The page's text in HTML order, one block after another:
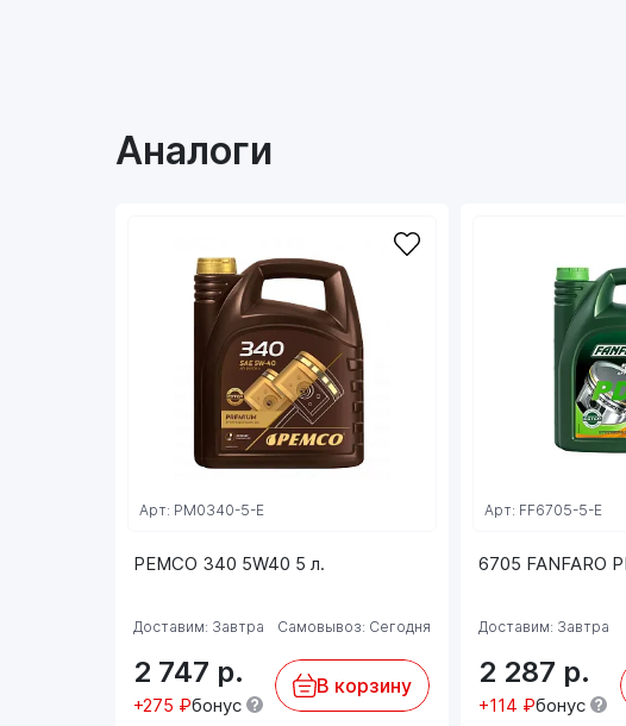
Аналоги
PEMCO 340 5W40 5 л.
Арт: PM0340-5-E
Доставим: Завтра Самовывоз: Сегодня
2 747 р.
+275 ₽бонус
В корзину
6705 FANFARO
Арт: FF6705-5-E
Доставим: Завтра
2 287 р.
+114 ₽бонус